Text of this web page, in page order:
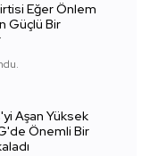
Eğer Önlem
Güçlü Bir
Aşan Yüksek
Önemli Bir